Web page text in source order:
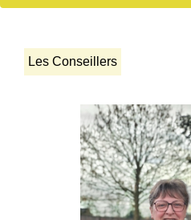
Les Conseillers